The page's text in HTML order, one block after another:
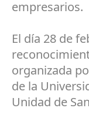
empresarios.
El día 28 de
organizada
de la
Unidad de